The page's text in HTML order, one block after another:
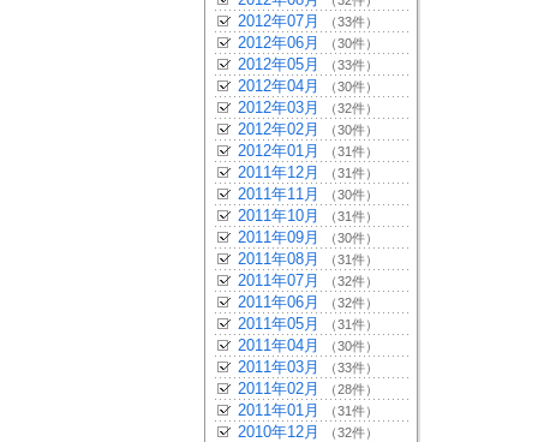
2012年07月 （33件）
2012年06月 （30件）
2012年05月 （33件）
2012年04月 （30件）
2012年03月 （32件）
2012年02月 （30件）
2012年01月 （31件）
2011年12月 （31件）
2011年11月 （30件）
2011年10月 （31件）
2011年09月 （30件）
2011年08月 （31件）
2011年07月 （32件）
2011年06月 （32件）
2011年05月 （31件）
2011年04月 （30件）
2011年03月 （33件）
2011年02月 （28件）
2011年01月 （31件）
2010年12月 （32件）